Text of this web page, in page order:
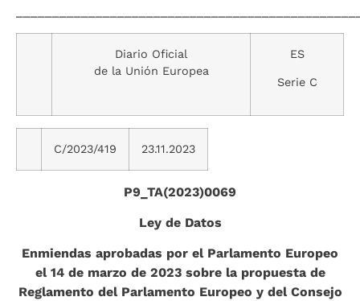
Diario Oficial
de la Unión Europea
ES
Serie C
C/2023/419 23.11.2023
P9_TA(2023)0069
Ley de Datos
Enmiendas aprobadas por el Parlamento Europeo
el 14 de marzo de 2023 sobre la propuesta de
Reglamento del Parlamento Europeo y del Consejo